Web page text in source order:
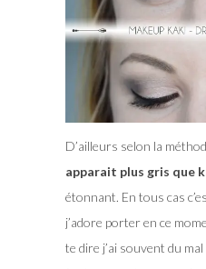
D’ailleurs selon la
apparait plus gris que
étonnant. En tous cas
j’adore porter en ce
te dire j’ai souvent du